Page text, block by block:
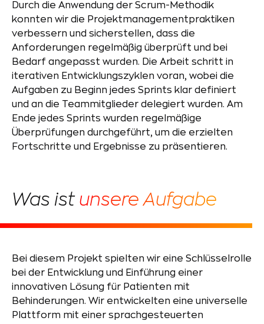
Durch die Anwendung der Scrum-Methodik
konnten wir die Projektmanagementpraktiken
verbessern und sicherstellen, dass die
Anforderungen regelmäßig überprüft und bei
Bedarf angepasst wurden. Die Arbeit schritt in
iterativen Entwicklungszyklen voran, wobei die
Aufgaben zu Beginn jedes Sprints klar definiert
und an die Teammitglieder delegiert wurden. Am
Ende jedes Sprints wurden regelmäßige
Überprüfungen durchgeführt, um die erzielten
Fortschritte und Ergebnisse zu präsentieren.
Was ist unsere Aufgabe
Bei diesem Projekt spielten wir eine Schlüsselrolle
bei der Entwicklung und Einführung einer
innovativen Lösung für Patienten mit
Behinderungen. Wir entwickelten eine universelle
Plattform mit einer sprachgesteuerten